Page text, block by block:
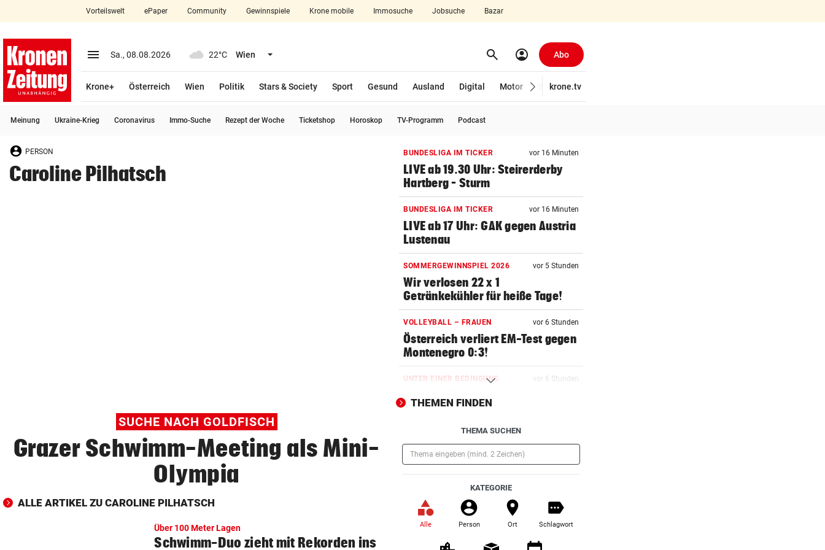
closeSchließen
account_circle Anmelden
arrow_right
bookmark Merkliste
Vorteilswelt ePaper Community Gewinnspiele Krone mobile Immosuche Jobsuche Bazar
menu Menü aufklappen
Sa., 08.08.2026 22°C Wien Menü aufklappen search Suchen
account_circle Abo
Krone+ Österreich Wien Politik Stars & Society Sport Gesund Ausland Digital Motor Wirtschaft
krone.tv
Meinung Ukraine-Krieg Coronavirus Immo-Suche Rezept der Woche Ticketshop Horoskop TV-Programm Podcast
PERSON
Caroline Pilhatsch
SUCHE NACH GOLDFISCH
Grazer Schwimm-Meeting als Mini-
Olympia
ALLE ARTIKEL ZU CAROLINE PILHATSCH
Über 100 Meter Lagen
Schwimm-Duo zieht mit Rekorden ins
BUNDESLIGA IM TICKER vor 16 Minuten
LIVE ab 19.30 Uhr: Steirerderby
Hartberg – Sturm
BUNDESLIGA IM TICKER vor 16 Minuten
LIVE ab 17 Uhr: GAK gegen Austria
Lustenau
SOMMERGEWINNSPIEL 2026 vor 5 Stunden
Wir verlosen 22 x 1
Getränkekühler für heiße Tage!
VOLLEYBALL – FRAUEN vor 6 Stunden
Österreich verliert EM-Test gegen
Montenegro 0:3!
UNTER EINER BEDINGUNG vor 6 Stunden
USA will Blockade von iranischen
Häfen stoppen
2. LIGA – 2. RUNDE
3:0! Absteiger BW Linz schießt
Wacker Innsbruck ab
NACH ELFER-RÜCKNAHME
Hinterseer über VAR: „Ist ein
absoluter Skandal!“
WEGEN CEUTA-KRISE vor 7 Stunden
THEMEN FINDEN
THEMA SUCHEN
KATEGORIE
Alle Person Ort Schlagwort